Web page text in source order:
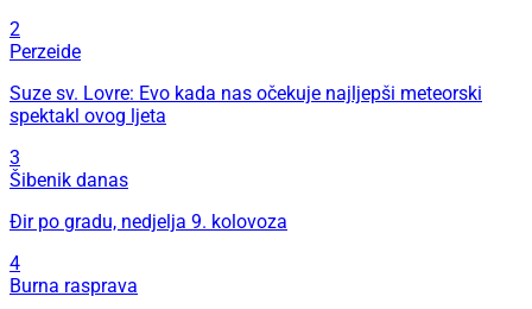
2
Perzeide
Suze sv. Lovre: Evo kada nas očekuje najljepši meteorski
spektakl ovog ljeta
3
Šibenik danas
Đir po gradu, nedjelja 9. kolovoza
4
Burna rasprava